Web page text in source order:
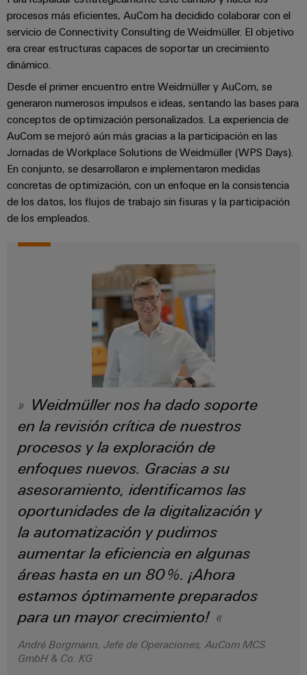
Hidrógeno
El
tecnología
clave
para
la
transición
energética
Infraestructura
de
edificios
necesidades
infraestructura
Fabricación
cuadros
eléctricos
Soluciones
para
los
de
la
de
cuadros
eléctricos
Maquinaria
Soluciones
para
diferentes
sectores
de
gestión
de
Power
Plant
Controller
Fabricante
de
dispositivos
conectores
circuito
impreso
Servicios
conectores
para
circuito
impreso
Fabricante
de
dispositivos
originales
(OEM)
combiner
boxes
de
bus
de
campo
Automatización
y
software
Sistemas
Ethernet
industrial
Paneles
táctiles
Herramientas
de
ingeniería
y
visualización
Medición
de
energía
Weidmüller
Industrial
Acceso
pedido
digital
Interfaz
OCI
Interfaz
EDI
VISTA
PREVIA
Eventos
y
ferias
Ferias
globales
y
eventos
Ferias
Locales
Experiencia
Digital
Carreras
profesionales
Aceptamos
Desafíos
Becarios
procesos más eficientes, AuCom ha decidido colaborar con el
servicio de Connectivity Consulting de Weidmüller. El objetivo
era crear estructuras capaces de soportar un crecimiento
dinámico.
Desde el primer encuentro entre Weidmüller y AuCom, se
generaron numerosos impulsos e ideas, sentando las bases para
conceptos de optimización personalizados. La experiencia de
AuCom se mejoró aún más gracias a la participación en las
Jornadas de Workplace Solutions de Weidmüller (WPS Days).
En conjunto, se desarrollaron e implementaron medidas
concretas de optimización, con un enfoque en la consistencia
de los datos, los flujos de trabajo sin fisuras y la participación
de los empleados.
Weidmüller nos ha dado soporte
en la revisión crítica de nuestros
procesos y la exploración de
enfoques nuevos. Gracias a su
asesoramiento, identificamos las
oportunidades de la digitalización y
la automatización y pudimos
aumentar la eficiencia en algunas
áreas hasta en un 80 %. ¡Ahora
estamos óptimamente preparados
para un mayor crecimiento!
André Borgmann, Jefe de Operaciones, AuCom MCS
GmbH & Co. KG